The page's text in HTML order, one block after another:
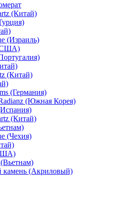
(Китай)
(Израиль)
(Китай)
(Германия)
(Южная Корея)
(Китай)
(Чехия)
камень (Акриловый)